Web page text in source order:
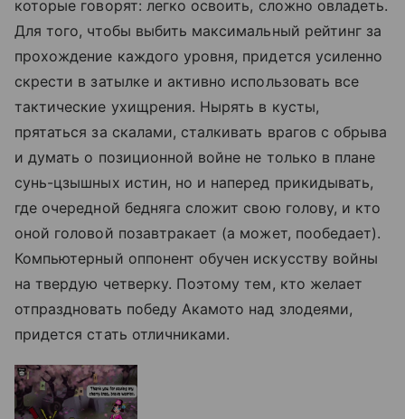
которые говорят: легко освоить, сложно овладеть.
Для того, чтобы выбить максимальный рейтинг за
прохождение каждого уровня, придется усиленно
скрести в затылке и активно использовать все
тактические ухищрения. Нырять в кусты,
прятаться за скалами, сталкивать врагов с обрыва
и думать о позиционной войне не только в плане
сунь-цзышных истин, но и наперед прикидывать,
где очередной бедняга сложит свою голову, и кто
оной головой позавтракает (а может, пообедает).
Компьютерный оппонент обучен искусству войны
на твердую четверку. Поэтому тем, кто желает
отпраздновать победу Акамото над злодеями,
придется стать отличниками.